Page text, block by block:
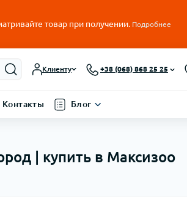
товар при получении. Подробнее
Клиенту +38 (068) 868 25 25
Контакты Блог
| купить в Максизоо